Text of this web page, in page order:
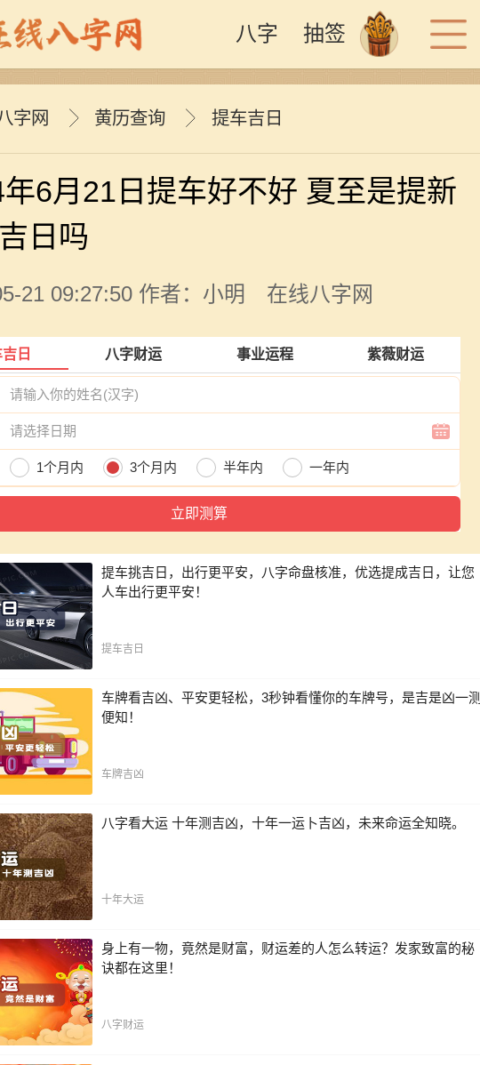
八字 抽签
字网 黄历查询 提车吉日
6月21日提车好不好 夏至是提新
日吗
21 09:27:50 作者：小明 在线八字网
日 八字财运 事业运程 紫薇财运
1个月内 3个月内 半年内 一年内
提车挑吉日，出行更平安，八字命盘核准，优选提成吉日，让您
人车出行更平安！
提车吉日
车牌看吉凶、平安更轻松，3秒钟看懂你的车牌号，是吉是凶一测
便知！
车牌吉凶
八字看大运 十年测吉凶，十年一运卜吉凶，未来命运全知晓。
十年大运
身上有一物，竟然是财富，财运差的人怎么转运？发家致富的秘
诀都在这里！
八字财运